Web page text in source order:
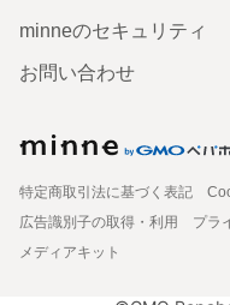
minneのセキュリティ
お問い合わせ
特定商取引法に基づく表記
広告識別子の取得・利用
プラ
メディアキット